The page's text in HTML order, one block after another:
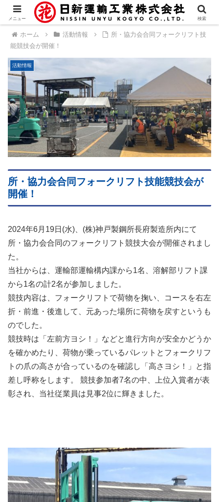
ホーム 活動情報
所・協力会合同フォークリフト技
能競技会が開催！
活動情報
所・協力会合同フォークリフト技能競技会が
開催！
2024年6月19日(水)、(株)神戸製鋼所長府製造所内にて
所・協力会合同のフォークリフト競技大会が開催されまし
た。
当社からは、運輸部運輸構内課から1名、溶解部リフト課
から1名の計2名が参加しました。
競技内容は、フォークリフトで荷物を掬い、コースを右左
折・前進・後進して、元あった場所に荷物を戻すというも
のでした。
競技時は「左前方ヨシ！」などと進行方向が安全かどうか
を確かめたり、荷物が乗っているパレットとフォークリフ
トの爪の高さが合っているのを確認し「高さヨシ！」と指
差し呼称をします。 競技参加者7名の中、上位入賞者が表
彰され、当社従業員は見事2位に輝きました。
メニュー 検索